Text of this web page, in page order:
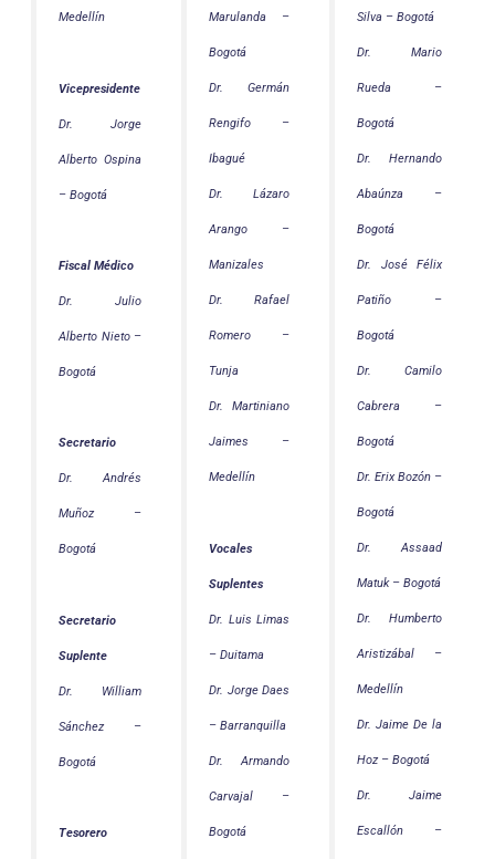
Medellín
Vicepresidente
Dr. Jorge
Alberto Ospina
– Bogotá
Fiscal Médico
Dr. Julio
Alberto Nieto –
Bogotá
Secretario
Dr. Andrés
Muñoz –
Bogotá
Secretario
Suplente
Dr. William
Sánchez –
Bogotá
Tesorero
Marulanda –
Bogotá
Dr. Germán
Rengifo –
Ibagué
Dr. Lázaro
Arango –
Manizales
Dr. Rafael
Romero –
Tunja
Dr. Martiniano
Jaimes –
Medellín
Vocales
Suplentes
Dr. Luis Limas
– Duitama
Dr. Jorge Daes
– Barranquilla
Dr. Armando
Carvajal –
Bogotá
Silva – Bogotá
Dr. Mario
Rueda –
Bogotá
Dr. Hernando
Abaúnza –
Bogotá
Dr. José Félix
Patiño –
Bogotá
Dr. Camilo
Cabrera –
Bogotá
Dr. Erix Bozón –
Bogotá
Dr. Assaad
Matuk – Bogotá
Dr. Humberto
Aristizábal –
Medellín
Dr. Jaime De la
Hoz – Bogotá
Dr. Jaime
Escallón –